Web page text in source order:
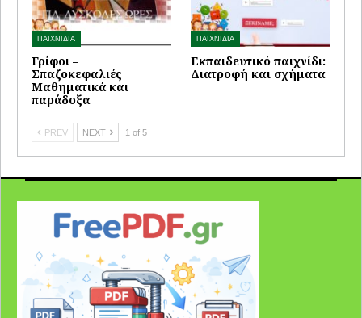
ΠΑΙΧΝΙΔΙΑ
Γρίφοι –
Σπαζοκεφαλιές
Μαθηματικά και
παράδοξα
ΠΑΙΧΝΙΔΙΑ
Εκπαιδευτικό παιχνίδι:
Διατροφή και σχήματα
PREV NEXT 1 of 5